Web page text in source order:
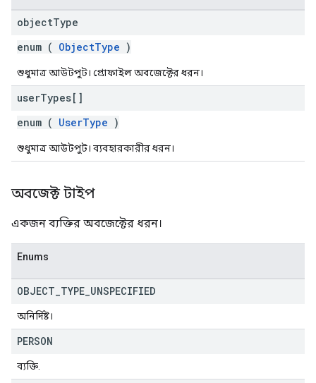
objectType
enum ( ObjectType )
শুধুমাত্র আউটপুট। প্রোফাইল অবজেক্টের ধরন।
userTypes[]
enum ( UserType )
শুধুমাত্র আউটপুট। ব্যবহারকারীর ধরন।
অবজেক্ট টাইপ
একজন ব্যক্তির অবজেক্টের ধরন।
Enums
OBJECT TYPE UNSPECIFIED
অনির্দিষ্ট।
PERSON
ব্যক্তি.